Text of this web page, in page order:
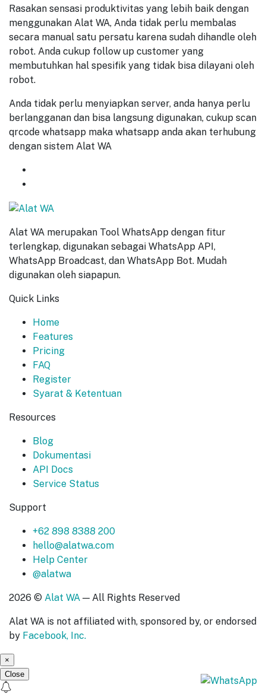
Rasakan sensasi produktivitas yang lebih baik dengan
menggunakan Alat WA, Anda tidak perlu membalas
secara manual satu persatu karena sudah dihandle oleh
robot. Anda cukup follow up customer yang
membutuhkan hal spesifik yang tidak bisa dilayani oleh
robot.
Anda tidak perlu menyiapkan server, anda hanya perlu
berlangganan dan bisa langsung digunakan, cukup scan
qrcode whatsapp maka whatsapp anda akan terhubung
dengan sistem Alat WA
Alat WA merupakan Tool WhatsApp dengan fitur
terlengkap, digunakan sebagai WhatsApp API,
WhatsApp Broadcast, dan WhatsApp Bot. Mudah
digunakan oleh siapapun.
Quick Links
Home
Features
Pricing
FAQ
Register
Syarat & Ketentuan
Resources
Blog
Dokumentasi
API Docs
Service Status
Support
+62 898 8388 200
hello@alatwa.com
Help Center
@alatwa
2026 © Alat WA — All Rights Reserved
Alat WA is not affiliated with, sponsored by, or endorsed
by Facebook, Inc.
×
Close